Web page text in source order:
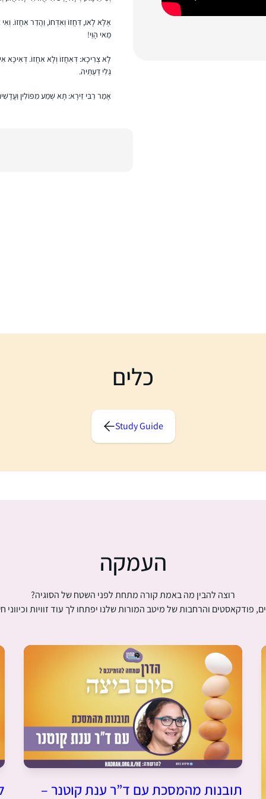
אֶלָּא לָאו, דִּחֲזוֹ וְאִדְּחוֹ, וַהֲדַר אִחֲזוֹ.
מַאי הָוֵי!
לָא צְרִיכָא: דְּאִחֲזוֹ וְלָא אִחֲזוֹ. דְּאִיכָּא
גַּלִּי דַּעְתֵּיהּ.
אָמַר רַבִּי זֵירָא: תָּא שְׁמַע מִפּוֹלִין
כלים
Study Guide
העמקה
רוצה להבין מה באמת קורה מתחת לפני השטח של הסוגיה?
פודקאסטים והרחבות של מיטב המורות שלנו יפתחו לך עוד זוויות וכיווני
תובנות מהמסכת עם ד”ר ענת קוטנר –